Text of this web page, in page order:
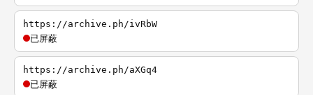
https://archive.ph/ivRbW
已屏蔽
https://archive.ph/aXGq4
已屏蔽